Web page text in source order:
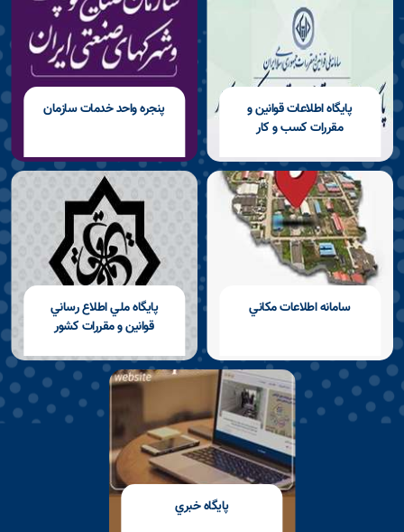
پايگاه اطلاعات قوانين و
مقررات كسب و كار
پنجره واحد خدمات سازمان
سامانه اطلاعات مكاني
پايگاه ملي اطلاع رساني
قوانين و مقررات كشور
پايگاه خبري